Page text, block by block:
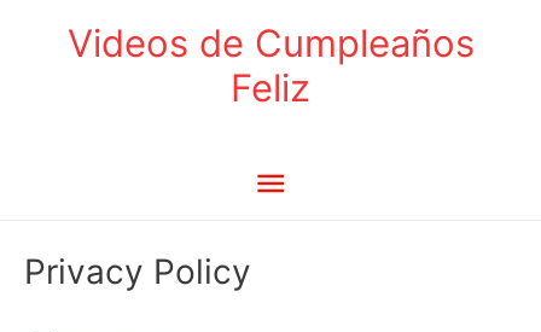
Videos de Cumpleaños
Feliz
Menú
Privacy Policy